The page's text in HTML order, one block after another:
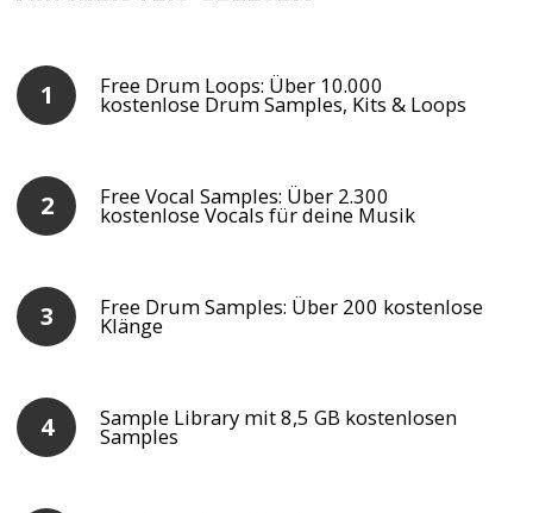
Free Drum Loops: Über 10.000
kostenlose Drum Samples, Kits & Loops
Free Vocal Samples: Über 2.300
kostenlose Vocals für deine Musik
Free Drum Samples: Über 200 kostenlose
Klänge
Sample Library mit 8,5 GB kostenlosen
Samples